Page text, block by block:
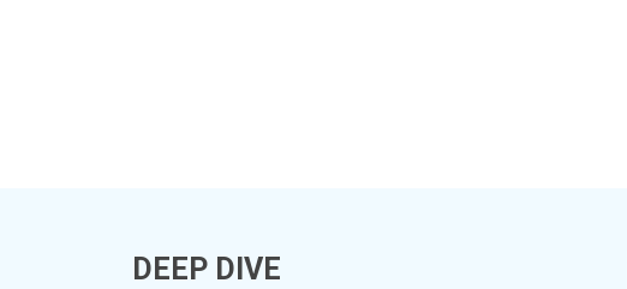
DEEP DIVE